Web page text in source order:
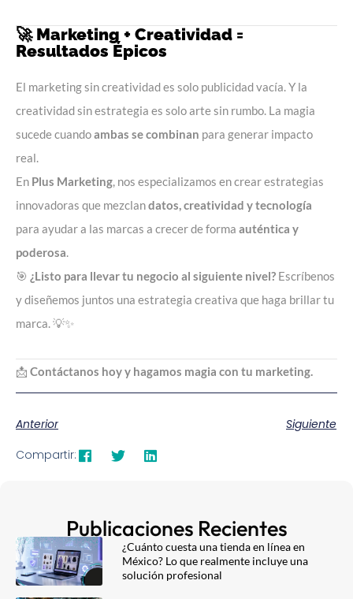
🚀 Marketing + Creatividad =
Resultados Épicos
El marketing sin creatividad es solo publicidad vacía. Y la
creatividad sin estrategia es solo arte sin rumbo. La magia
sucede cuandoambas se combinan para generar impacto
real.
En Plus Marketing, nos especializamos en crear estrategias
innovadoras que mezclandatos, creatividad y tecnología
para ayudar a las marcas a crecer de forma auténtica y
poderosa.
🎯 ¿Listo para llevar tu negocio al siguiente nivel? Escríbenos
y diseñemos juntos una estrategia creativa que haga brillar tu
marca. 💡✨
📩 Contáctanos hoy y hagamos magia con tu marketing.
Anterior
Siguiente
Compartir:
Publicaciones Recientes
¿Cuánto cuesta una tienda en línea en
México? Lo que realmente incluye una
solución profesional